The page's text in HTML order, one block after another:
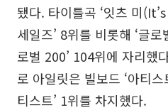
됐다. 타이틀곡 ‘잇츠 미
세일즈’ 8위를 비롯해 ‘글
로벌 200’ 104위에 자리했
로 아일릿은 빌보드 ‘아티
티스트’ 1위를 차지했다.